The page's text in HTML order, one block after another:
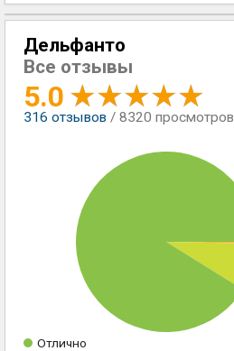
Дельфанто
Все отзывы
5.0
316 отзывов / 8320 просмотров
Отлично